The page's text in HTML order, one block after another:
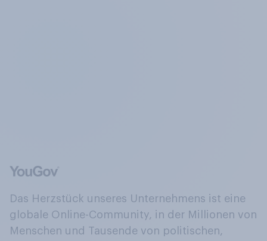
Das Herzstück unseres Unternehmens ist eine
globale Online-Community, in der Millionen von
Menschen und Tausende von politischen,